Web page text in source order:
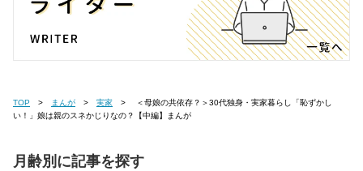
TOP まんが 実家
い！」娘は親のスネかじりなの？【中編】まんが
月齢別に記事を探す